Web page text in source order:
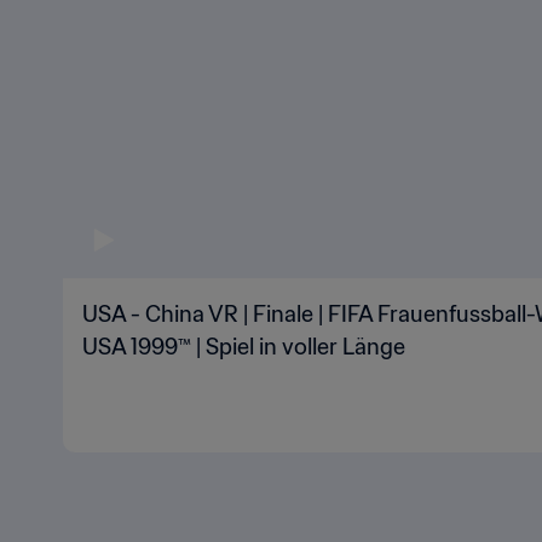
USA - China VR | Finale | FIFA
USA 1999™ | Spiel in voller Länge